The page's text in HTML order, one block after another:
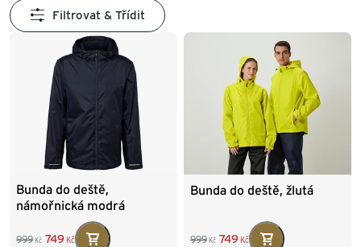
Filtrovat & Třídit
Bunda do deště,
námořnická modrá
999 Kč 749 Kč
Bunda do deště, žlutá
999 Kč 749 Kč